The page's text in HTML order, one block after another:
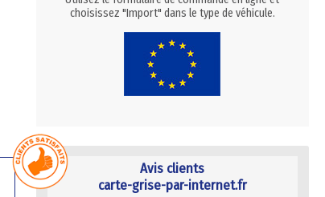
choisissez "Import" dans le type de véhicule.
Avis clients
carte-grise-par-internet.fr